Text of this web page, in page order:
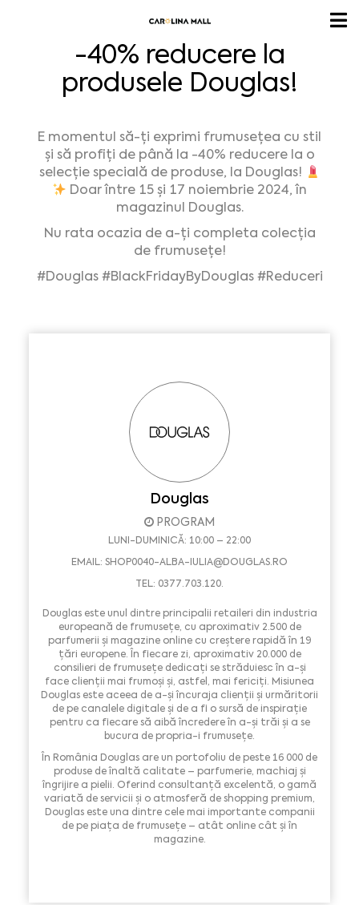
-40% reducere la
produsele Douglas!
E momentul să-ți exprimi frumusețea cu stil
și să profiți de până la -40% reducere la o
selecție specială de produse, la Douglas!
Doar între 15 și 17 noiembrie 2024, în
magazinul Douglas.
Nu rata ocazia de a-ți completa colecția
de frumusețe!
#Douglas #BlackFridayByDouglas #Reduceri
Douglas
PROGRAM
LUNI-DUMINICĂ: 10:00 – 22:00
EMAIL: SHOP0040-ALBA-IULIA@DOUGLAS.RO
TEL: 0377.703.120.
Douglas este unul dintre principalii retaileri din industria
europeană de frumusețe, cu aproximativ 2.500 de
parfumerii și magazine online cu creștere rapidă în 19
țări europene. În fiecare zi, aproximativ 20.000 de
consilieri de frumusețe dedicați se străduiesc în a-și
face clienții mai frumoși și, astfel, mai fericiți. Misiunea
Douglas este aceea de a-și încuraja clienții și urmăritorii
de pe canalele digitale și de a fi o sursă de inspirație
pentru ca fiecare să aibă încredere în a-și trăi și a se
bucura de propria-i frumusețe.
În România Douglas are un portofoliu de peste 16 000 de
produse de înaltă calitate – parfumerie, machiaj și
îngrijire a pielii. Oferind consultanță excelentă, o gamă
variată de servicii și o atmosferă de shopping premium,
Douglas este una dintre cele mai importante companii
de pe piața de frumusețe – atât online cât și în
magazine.